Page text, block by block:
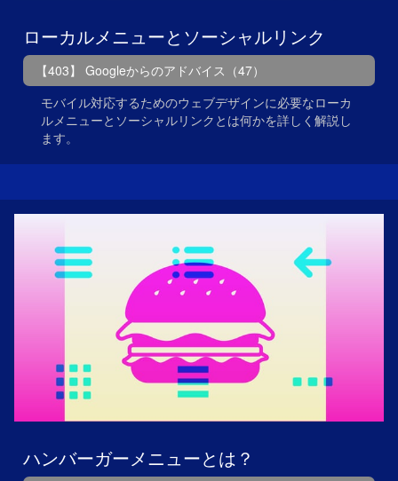
ローカルメニューとソーシャルリンク
【403】 Googleからのアドバイス（47）
モバイル対応するためのウェブデザインに必要なローカ
ルメニューとソーシャルリンクとは何かを詳しく解説し
ます。
ハンバーガーメニューとは？